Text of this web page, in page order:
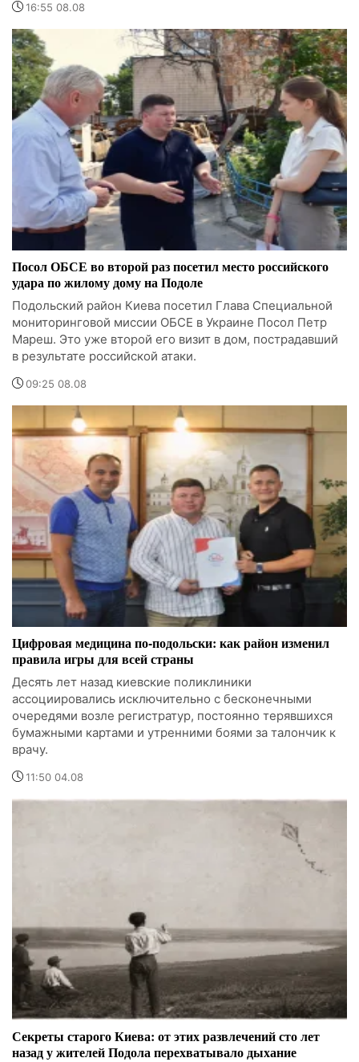
16:55 08.08
Посол ОБСЕ во второй раз посетил место российского
удара по жилому дому на Подоле
Подольский район Киева посетил Глава Специальной
мониторинговой миссии ОБСЕ в Украине Посол Петр
Мареш. Это уже второй его визит в дом, пострадавший
в результате российской атаки.
09:25 08.08
Цифровая медицина по-подольски: как район изменил
правила игры для всей страны
Десять лет назад киевские поликлиники
ассоциировались исключительно с бесконечными
очередями возле регистратур, постоянно терявшихся
бумажными картами и утренними боями за талончик к
врачу.
11:50 04.08
Секреты старого Киева: от этих развлечений сто лет
назад у жителей Подола перехватывало дыхание